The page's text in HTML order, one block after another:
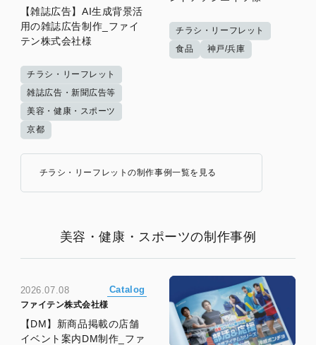
【雑誌広告】AI生成背景活
用の雑誌広告制作_ファイ
テン株式会社様
チラシ・リーフレット
雑誌広告・新聞広告等
美容・健康・スポーツ
京都
チラシ・リーフレット
食品
神戸/兵庫
チラシ・リーフレットの制作事例一覧を見る
美容・健康・スポーツの制作事例
2026.07.08 Catalog
ファイテン株式会社様
【DM】新商品掲載の店舗
イベント案内DM制作_ファ